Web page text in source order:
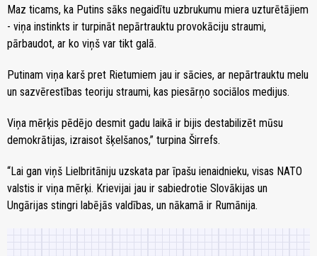
Maz ticams, ka Putins sāks negaidītu uzbrukumu miera uzturētājiem
- viņa instinkts ir turpināt nepārtrauktu provokāciju straumi,
pārbaudot, ar ko viņš var tikt galā.
Putinam viņa karš pret Rietumiem jau ir sācies, ar nepārtrauktu melu
un sazvērestības teoriju straumi, kas piesārņo sociālos medijus.
Viņa mērķis pēdējo desmit gadu laikā ir bijis destabilizēt mūsu
demokrātijas, izraisot šķelšanos,” turpina Širrefs.
“Lai gan viņš Lielbritāniju uzskata par īpašu ienaidnieku, visas NATO
valstis ir viņa mērķi. Krievijai jau ir sabiedrotie Slovākijas un
Ungārijas stingri labējās valdības, un nākamā ir Rumānija.